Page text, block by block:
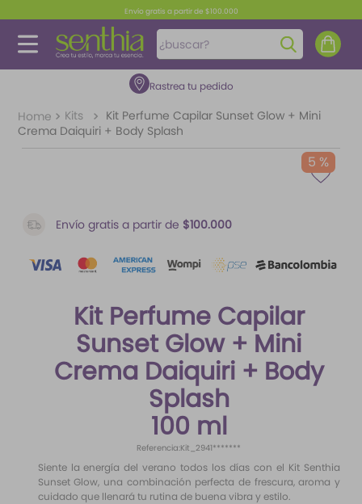
Envío gratis a partir de $100.000
¿buscar?
Rastrea tu pedido
Kits
Kit Perfume Capilar Sunset Glow + Mini
Crema Daiquiri + Body Splash
5 %
Envío gratis a partir de $100.000
Kit Perfume Capilar
Sunset Glow + Mini
Crema Daiquiri + Body
Splash
100 ml
Referencia:Kit_2941*******
Siente la energía del verano todos los días con el Kit Senthia
Sunset Glow, una combinación perfecta de frescura, aroma y
cuidado que llenará tu rutina de buena vibra y estilo.
TÉRMINOS MÁS BUSCADOS
1.
perfume
carolina herrera
5.
fragancias
6.
paris hilton
ariana grande
difusor
santal 33